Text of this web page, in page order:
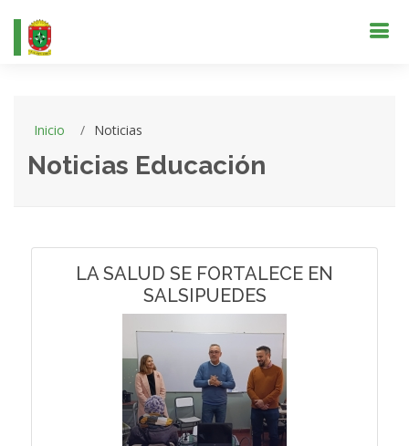
Inicio Noticias
Noticias Educación
LA SALUD SE FORTALECE EN
SALSIPUEDES